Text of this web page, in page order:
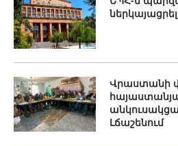
ներկայացրել
Վրաստանի
Լճաշենում